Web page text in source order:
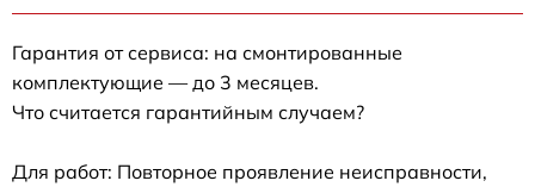
Гарантия от сервиса: на смонтированные
комплектующие — до 3 месяцев.
Что считается гарантийным случаем?
Для работ: Повторное проявление неисправности,